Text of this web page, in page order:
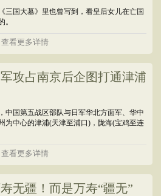
三国大墓》里也曾写到，看皇后女儿在亡国
。
查看更多详情
攻占南京后企图打通津浦
中国第五战区部队与日军华北方面军、华中
为中心的津浦(天津至浦口)，陇海(宝鸡至连
查看更多详情
无疆！而是万寿“疆无”